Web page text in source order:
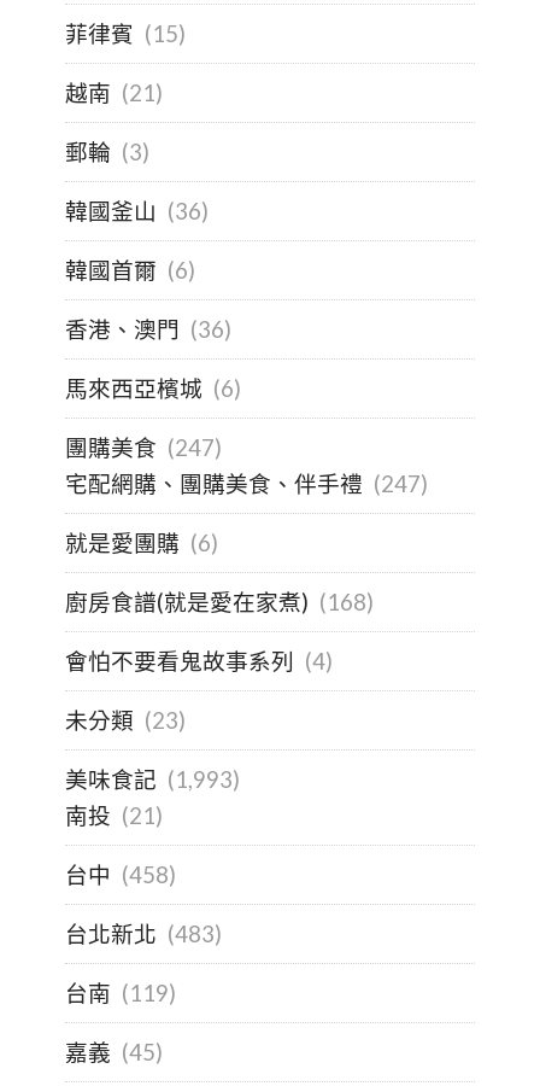
菲律賓 (15)
越南 (21)
郵輪 (3)
韓國釜山 (36)
韓國首爾 (6)
香港、澳門 (36)
馬來西亞檳城 (6)
團購美食 (247)
宅配網購、團購美食、伴手禮 (247)
就是愛團購 (6)
廚房食譜(就是愛在家煮) (168)
會怕不要看鬼故事系列 (4)
未分類 (23)
美味食記 (1,993)
南投 (21)
台中 (458)
台北新北 (483)
台南 (119)
嘉義 (45)